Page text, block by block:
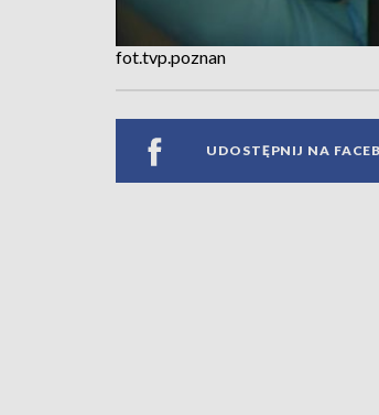
fot.tvp.poznan
UDOSTĘPNIJ NA